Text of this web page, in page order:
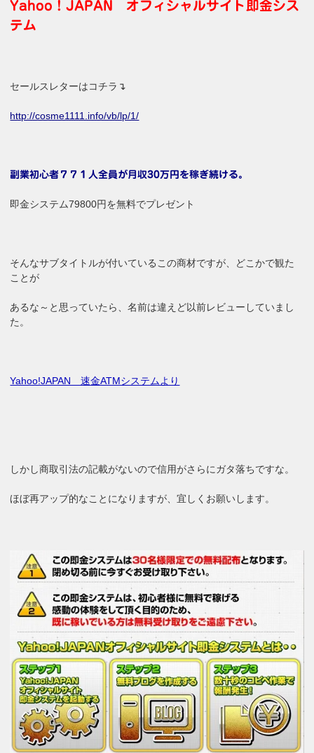
Yahoo！JAPAN オフィシャルサイト即金シス
テム
セールスレターはコチラ↴
http://cosme1111.info/vb/lp/1/
副業初心者７７１人全員が月収30万円を稼ぎ続ける。
即金システム79800円を無料でプレゼント
そんなサブタイトルが付いているこの商材ですが、どこかで観た
ことが
あるな～と思っていたら、名前は違えど以前レビューしていまし
た。
Yahoo!JAPAN 速金ATMシステムより
しかし商取引法の記載がないので信用がさらにガタ落ちですな。
ほぼ再アップ的なことになりますが、宜しくお願いします。